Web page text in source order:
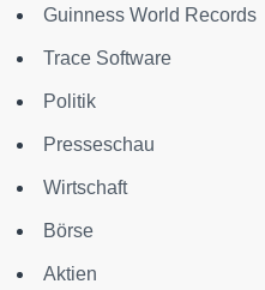
Guinness World Records
Trace Software
Politik
Presseschau
Wirtschaft
Börse
Aktien